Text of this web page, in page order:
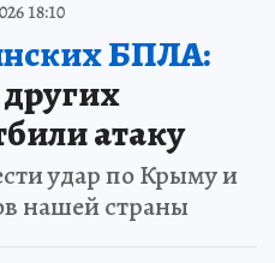
18:10
БПЛА:
атаку
удар по Крыму и
нашей страны